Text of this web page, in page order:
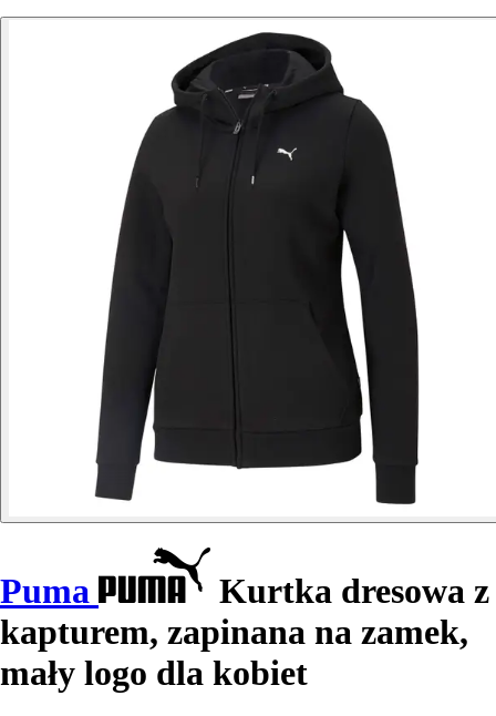
Puma
Kurtka dresowa z
kapturem, zapinana na zamek,
mały logo dla kobiet